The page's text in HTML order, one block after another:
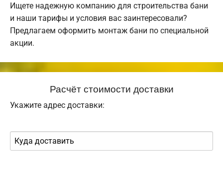
Ищете надежную компанию для строительства бани
и наши тарифы и условия вас заинтересовали?
Предлагаем оформить монтаж бани по специальной
акции.
Расчёт стоимости доставки
Укажите адрес доставки: